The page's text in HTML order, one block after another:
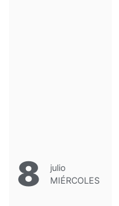
8
julio
MIÉRCOLES